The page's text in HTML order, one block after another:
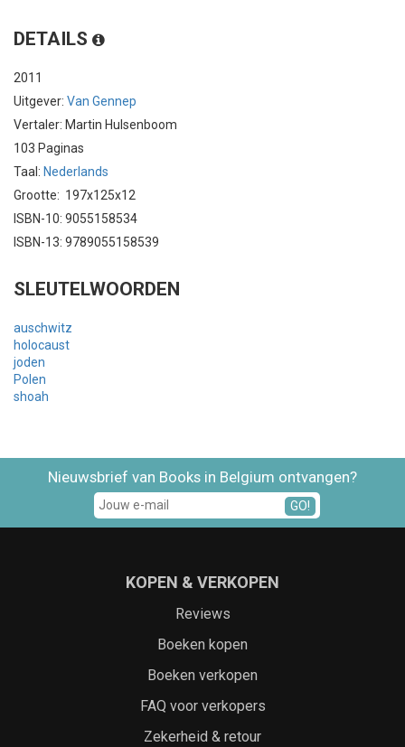
DETAILS
2011
Uitgever: Van Gennep
Vertaler: Martin Hulsenboom
103 Paginas
Taal: Nederlands
Grootte: 197x125x12
ISBN-10: 9055158534
ISBN-13: 9789055158539
SLEUTELWOORDEN
auschwitz
holocaust
joden
Polen
shoah
Nieuwsbrief van Books in Belgium ontvangen?
GO!
KOPEN & VERKOPEN
Reviews
Boeken kopen
Boeken verkopen
FAQ voor verkopers
Zekerheid & retour